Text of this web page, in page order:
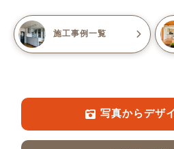
施工事例一覧
写真からデザ